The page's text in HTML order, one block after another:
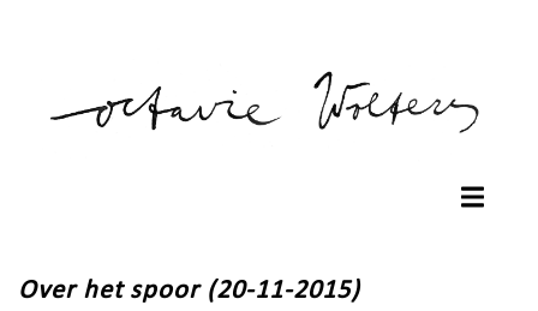
Over het spoor (20-11-2015)